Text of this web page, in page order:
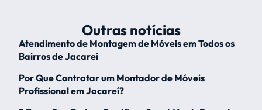
Outras notícias
Atendimento de Montagem de Móveis em Todos os
Bairros de Jacareí
Por Que Contratar um Montador de Móveis
Profissional em Jacareí?